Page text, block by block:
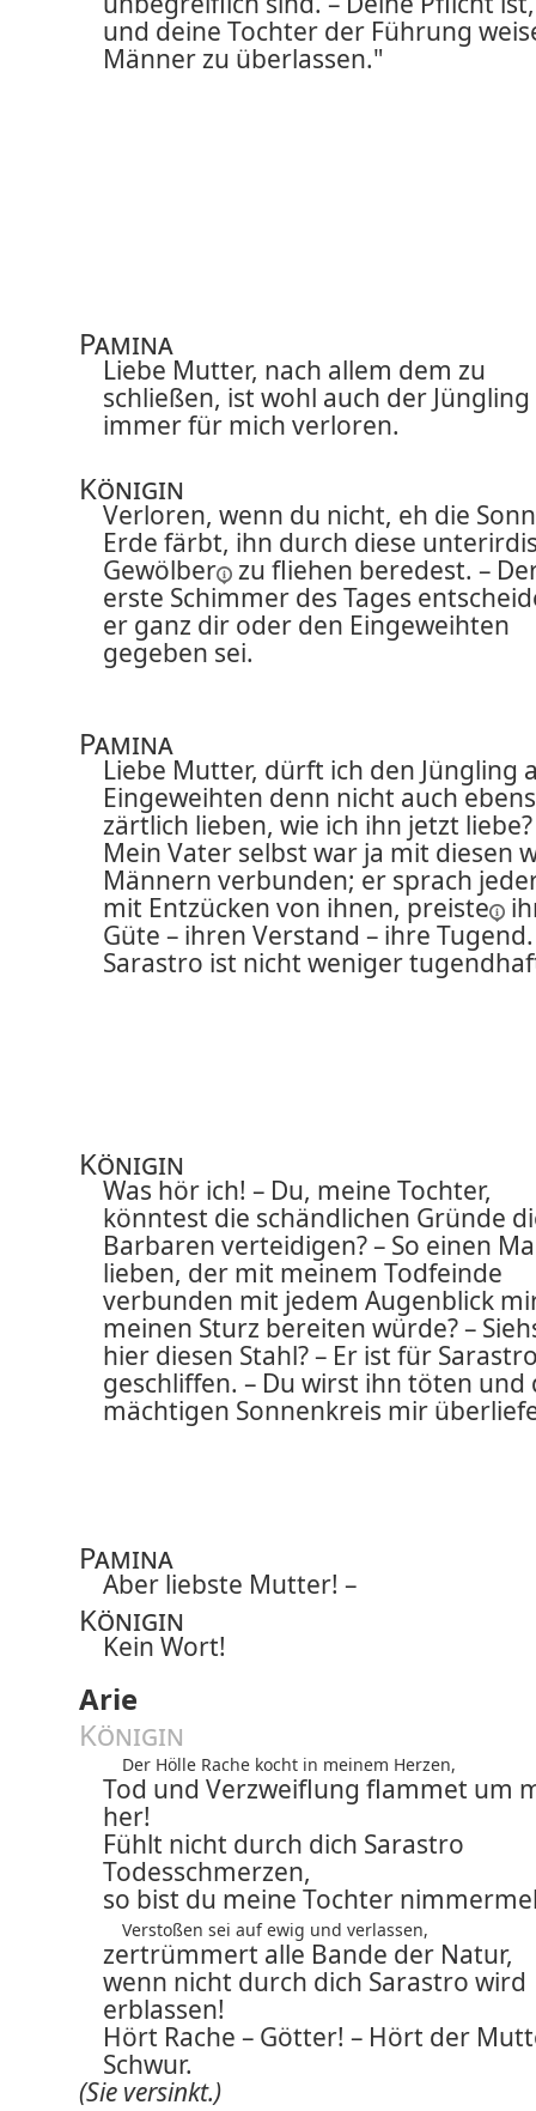
und deine Tochter der Führung
Männer zu überlassen."
Pamina
Liebe Mutter, nach allem dem zu
schließen, ist wohl auch der
immer für mich verloren.
Königin
Verloren, wenn du nicht, eh die
Erde färbt, ihn durch diese
Gewölber
zu fliehen beredest. –
erste Schimmer des Tages
er ganz dir oder den Eingeweihten
gegeben sei.
Pamina
Liebe Mutter, dürft ich den Jüngling
Eingeweihten denn nicht auch
zärtlich lieben, wie ich ihn jetzt liebe?
Mein Vater selbst war ja mit diesen
Männern verbunden; er sprach
mit Entzücken von ihnen, preiste
Güte – ihren Verstand – ihre
Sarastro ist nicht weniger
Königin
Was hör ich! – Du, meine Tochter,
könntest die schändlichen Gründe
Barbaren verteidigen? – So einen
lieben, der mit meinem Todfeinde
verbunden mit jedem Augenblick
meinen Sturz bereiten würde? –
hier diesen Stahl? – Er ist für
geschliffen. – Du wirst ihn töten und
mächtigen Sonnenkreis mir
Pamina
Aber liebste Mutter! –
Königin
Kein Wort!
Arie
Königin
Der Hölle Rache kocht in meinem Herzen,
Tod und Verzweiflung flammet um
her!
Fühlt nicht durch dich Sarastro
Todesschmerzen,
so bist du meine Tochter
Verstoßen sei auf ewig und verlassen,
zertrümmert alle Bande der Natur,
wenn nicht durch dich Sarastro wird
erblassen!
Hört Rache – Götter! – Hört der
Schwur.
(Sie versinkt.)